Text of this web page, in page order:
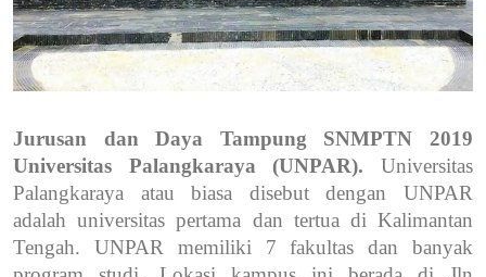
Jurusan dan Daya Tampung SNMPTN 2019
Universitas Palangkaraya (UNPAR). Universitas
Palangkaraya atau biasa disebut dengan UNPAR
adalah universitas pertama dan tertua di Kalimantan
Tengah. UNPAR memiliki 7 fakultas dan banyak